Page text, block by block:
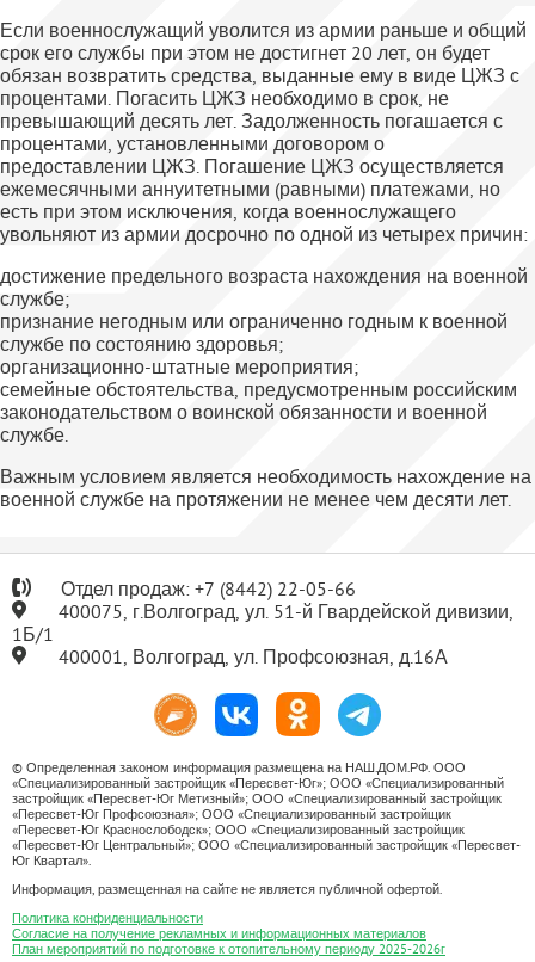
Если военнослужащий уволится из армии раньше и общий
срок его службы при этом не достигнет 20 лет, он будет
обязан возвратить средства, выданные ему в виде ЦЖЗ с
процентами. Погасить ЦЖЗ необходимо в срок, не
превышающий десять лет. Задолженность погашается с
процентами, установленными договором о
предоставлении ЦЖЗ. Погашение ЦЖЗ осуществляется
ежемесячными аннуитетными (равными) платежами, но
есть при этом исключения, когда военнослужащего
увольняют из армии досрочно по одной из четырех причин:
достижение предельного возраста нахождения на военной
службе;
признание негодным или ограниченно годным к военной
службе по состоянию здоровья;
организационно-штатные мероприятия;
семейные обстоятельства, предусмотренным российским
законодательством о воинской обязанности и военной
службе.
Важным условием является необходимость нахождение на
военной службе на протяжении не менее чем десяти лет.
Отдел продаж: +7 (8442) 22-05-66
400075, г.Волгоград, ул. 51-й Гвардейской дивизии,
1Б/1
400001, Волгоград, ул. Профсоюзная, д.16А
© Определенная законом информация размещена на НАШ.ДОМ.РФ. ООО
«Специализированный застройщик «Пересвет-Юг»; ООО «Специализированный
застройщик «Пересвет-Юг Метизный»; ООО «Специализированный застройщик
«Пересвет-Юг Профсоюзная»; ООО «Специализированный застройщик
«Пересвет-Юг Краснослободск»; ООО «Специализированный застройщик
«Пересвет-Юг Центральный»; ООО «Специализированный застройщик «Пересвет-
Юг Квартал».
Информация, размещенная на сайте не является публичной офертой.
Политика конфиденциальности
Согласие на получение рекламных и информационных материалов
План мероприятий по подготовке к отопительному периоду 2025-2026г